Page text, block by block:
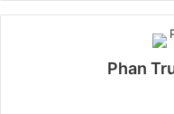
Phan